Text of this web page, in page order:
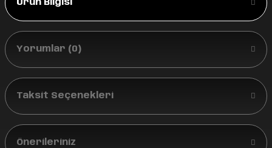
Ürün Bilgisi
Yorumlar (0)
Taksit Seçenekleri
Önerileriniz